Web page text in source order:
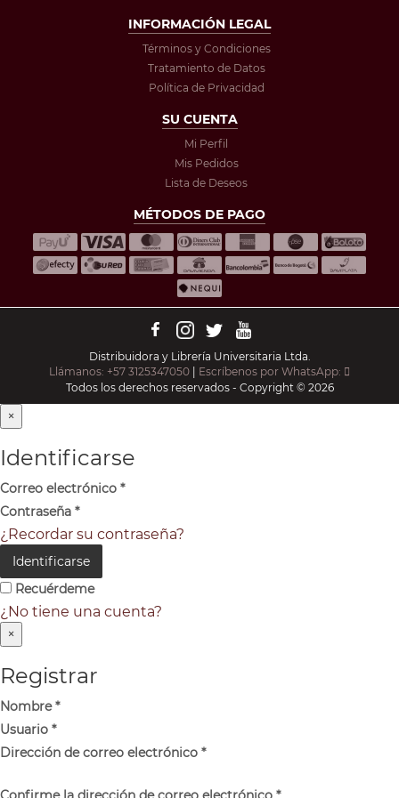
INFORMACIÓN LEGAL
Términos y Condiciones
Tratamiento de Datos
Política de Privacidad
SU CUENTA
Mi Perfil
Mis Pedidos
Lista de Deseos
MÉTODOS DE PAGO
Distribuidora y Librería Universitaria Ltda.
Llámanos: +57 3125347050 | Escríbenos por WhatsApp:
Todos los derechos reservados - Copyright © 2026
×
Identificarse
Correo electrónico *
Contraseña *
¿Recordar su contraseña?
Identificarse
Recuérdeme
¿No tiene una cuenta?
×
Registrar
Nombre*
Usuario *
Dirección de correo electrónico *